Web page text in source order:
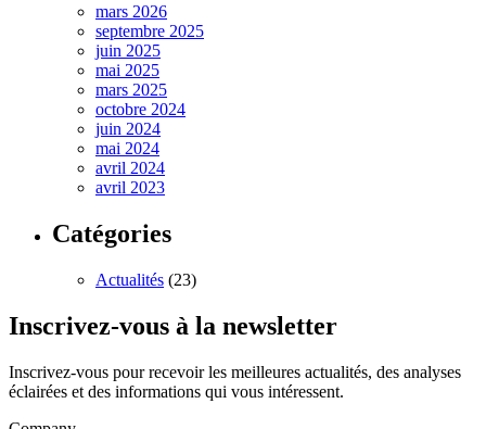
mars 2026
septembre 2025
juin 2025
mai 2025
mars 2025
octobre 2024
juin 2024
mai 2024
avril 2024
avril 2023
Catégories
Actualités (23)
Inscrivez-vous à la newsletter
Inscrivez-vous pour recevoir les meilleures actualités, des analyses
éclairées et des informations qui vous intéressent.